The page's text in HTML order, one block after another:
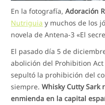
En la fotografía,Adoración
Nutriguia y muchos de los
novela de Antena-3 «El
El pasado día 5 de
abolición del Prohibition
sepultó la prohibición del
siempre.Whisky Cutty Sark
enmienda en la capital